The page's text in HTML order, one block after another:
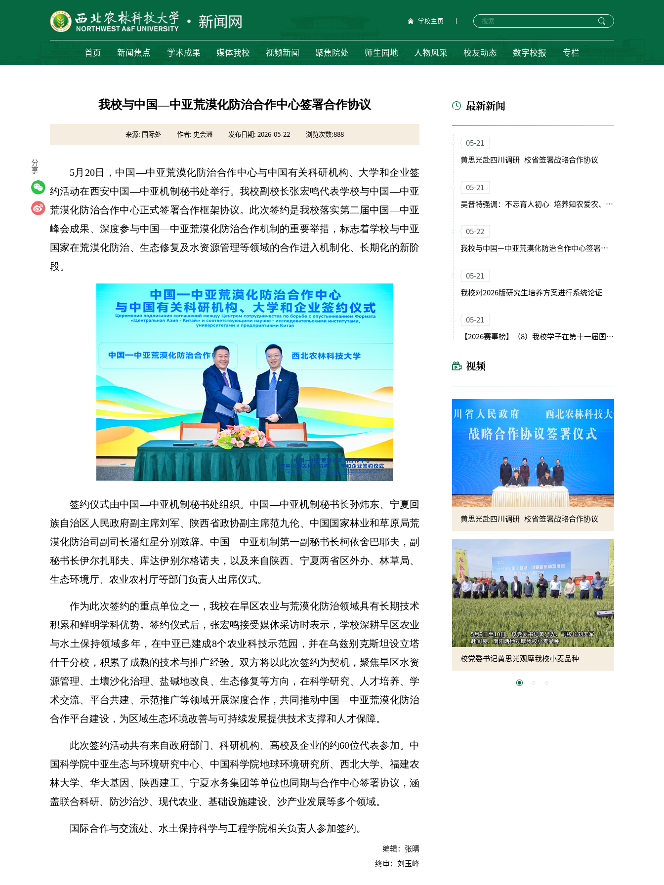
学校主页
首页 新闻焦点 学术成果 媒体我校 视频新闻 聚焦院处 师生园地 人物风采 校友动态 数字校报 专栏
我校与中国—中亚荒漠化防治合作中心签署合作协议
来源: 国际处 作者: 史会洲 发布日期: 2026-05-22 浏览次数:888
5月20日，中国—中亚荒漠化防治合作中心与中国有关科研机构、大学和企业签
约活动在西安中国—中亚机制秘书处举行。我校副校长张宏鸣代表学校与中国—中亚
荒漠化防治合作中心正式签署合作框架协议。此次签约是我校落实第二届中国—中亚
峰会成果、深度参与中国—中亚荒漠化防治合作机制的重要举措，标志着学校与中亚
国家在荒漠化防治、生态修复及水资源管理等领域的合作进入机制化、长期化的新阶
段。
签约仪式由中国—中亚机制秘书处组织。中国—中亚机制秘书长孙炜东、宁夏回
族自治区人民政府副主席刘军、陕西省政协副主席范九伦、中国国家林业和草原局荒
漠化防治司副司长潘红星分别致辞。中国—中亚机制第一副秘书长柯依舍巴耶夫，副
秘书长伊尔扎耶夫、库达伊别尔格诺夫，以及来自陕西、宁夏两省区外办、林草局、
生态环境厅、农业农村厅等部门负责人出席仪式。
作为此次签约的重点单位之一，我校在旱区农业与荒漠化防治领域具有长期技术
积累和鲜明学科优势。签约仪式后，张宏鸣接受媒体采访时表示，学校深耕旱区农业
与水土保持领域多年，在中亚已建成8个农业科技示范园，并在乌兹别克斯坦设立塔
什干分校，积累了成熟的技术与推广经验。双方将以此次签约为契机，聚焦旱区水资
源管理、土壤沙化治理、盐碱地改良、生态修复等方向，在科学研究、人才培养、学
术交流、平台共建、示范推广等领域开展深度合作，共同推动中国—中亚荒漠化防治
合作平台建设，为区域生态环境改善与可持续发展提供技术支撑和人才保障。
此次签约活动共有来自政府部门、科研机构、高校及企业的约60位代表参加。中
国科学院中亚生态与环境研究中心、中国科学院地球环境研究所、西北大学、福建农
林大学、华大基因、陕西建工、宁夏水务集团等单位也同期与合作中心签署协议，涵
盖联合科研、防沙治沙、现代农业、基础设施建设、沙产业发展等多个领域。
国际合作与交流处、水土保持科学与工程学院相关负责人参加签约。
编辑：张晴
终审：刘玉峰
分
享
最新新闻
05-21
黄思光赴四川调研 校省签署战略合作协议
05-21
吴普特强调：不忘育人初心 培养知农爱农、强农兴农的时代新人
05-22
我校与中国—中亚荒漠化防治合作中心签署合作协议
05-21
我校对2026版研究生培养方案进行系统论证
05-21
【2026赛事榜】（8）我校学子在第十一届国际大学生智能农业装备创新大赛中获佳绩
视频
黄思光赴四川调研 校省签署战略合作协议
校党委书记黄思光观摩我校小麦品种